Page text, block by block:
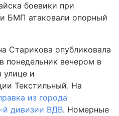
боевики при
БМП атаковали опорный
Старикова опубликовала
понедельник вечером в
улице и
Текстильный. На
из города
дивизии ВДВ. Номерные